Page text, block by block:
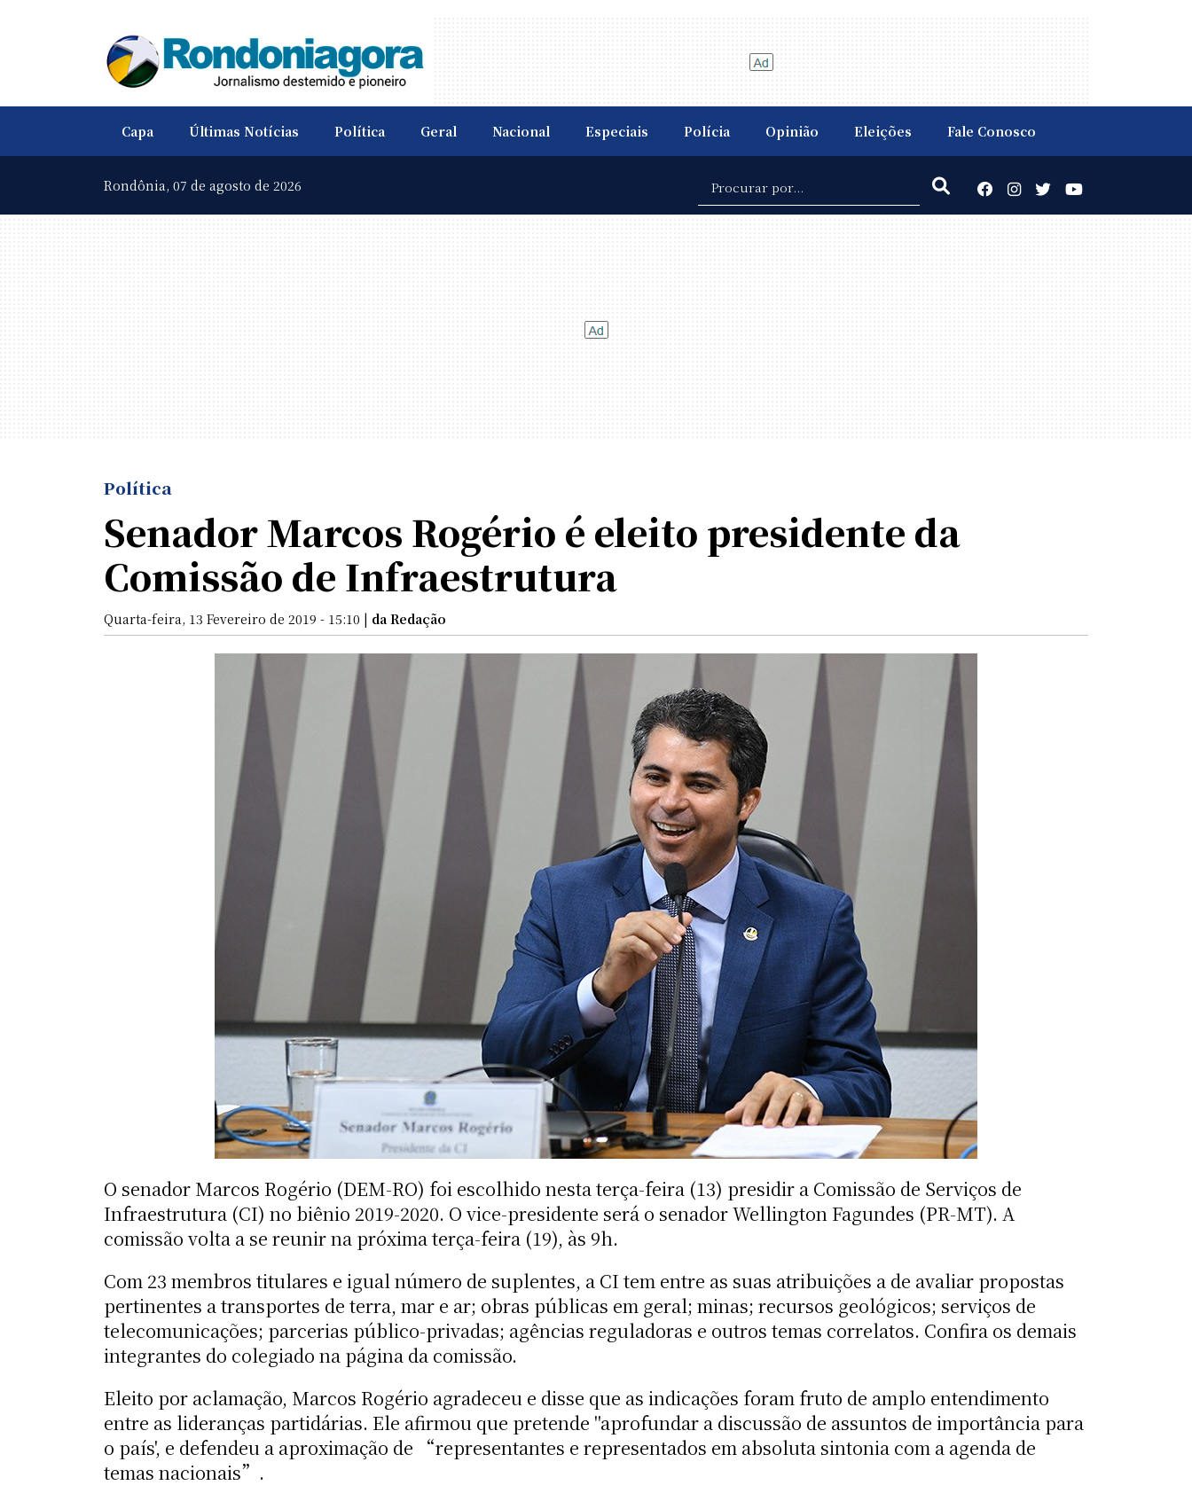
Capa Últimas Notícias Política Geral Nacional Especiais Polícia Opinião Eleições Fale Conosco
Rondônia, 07 de agosto de 2026
Política
Senador Marcos Rogério é eleito presidente da
Comissão de Infraestrutura
Quarta-feira, 13 Fevereiro de 2019 - 15:10 | da Redação
O senador Marcos Rogério (DEM-RO) foi escolhido nesta terça-feira (13) presidir a Comissão de Serviços de
Infraestrutura (CI) no biênio 2019-2020. O vice-presidente será o senador Wellington Fagundes (PR-MT). A
comissão volta a se reunir na próxima terça-feira (19), às 9h.
Com 23 membros titulares e igual número de suplentes, a CI tem entre as suas atribuições a de avaliar propostas
pertinentes a transportes de terra, mar e ar; obras públicas em geral; minas; recursos geológicos; serviços de
telecomunicações; parcerias público-privadas; agências reguladoras e outros temas correlatos. Confira os demais
integrantes do colegiado na página da comissão.
Eleito por aclamação, Marcos Rogério agradeceu e disse que as indicações foram fruto de amplo entendimento
entre as lideranças partidárias. Ele afirmou que pretende "aprofundar a discussão de assuntos de importância para
o país', e defendeu a aproximação de “representantes e representados em absoluta sintonia com a agenda de
temas nacionais”.